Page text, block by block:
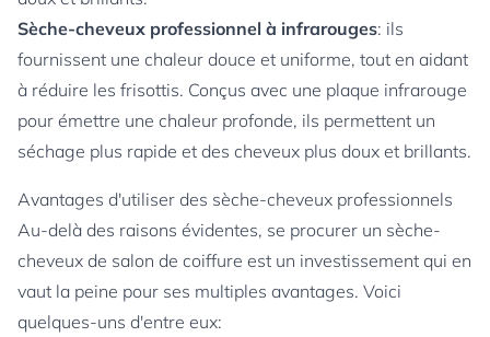
Sèche-cheveux professionnel à infrarouges: ils
fournissent une chaleur douce et uniforme, tout en aidant
à réduire les frisottis. Conçus avec une plaque infrarouge
pour émettre une chaleur profonde, ils permettent un
séchage plus rapide et des cheveux plus doux et brillants.
Avantages d'utiliser des sèche-cheveux professionnels
Au-delà des raisons évidentes, se procurer un sèche-
cheveux de salon de coiffure est un investissement qui en
vaut la peine pour ses multiples avantages. Voici
quelques-uns d'entre eux: